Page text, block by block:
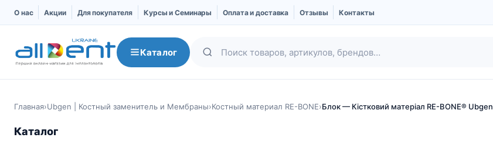
О нас Акции Для покупателя Курсы и Семинары Оплата и доставка Отзывы Контакты
Каталог
Главная›Ubgen | Костный заменитель и Мембраны›Костный материал RE-BONE›Блок — Кістковий матеріал RE-BONE® Ubgen
Каталог